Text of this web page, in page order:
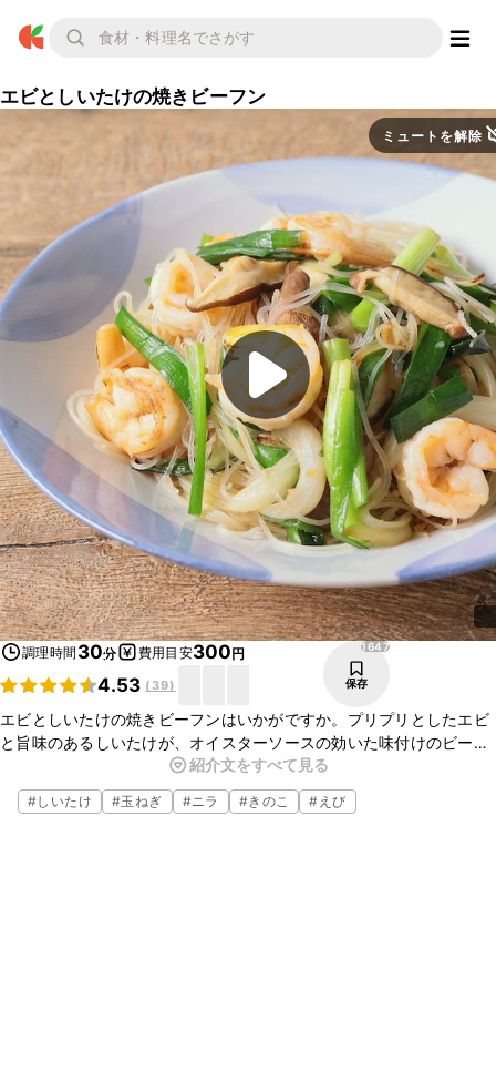
エビとしいたけの焼きビーフン
ミュートを解除
調理時間 30分 費用目安300円
4.53 ( 39)
1647
保存
エビとしいたけの焼きビーフンはいかがですか。プリプリとしたエビ
と旨味のあるしいたけが、オイスターソースの効いた味付けのビーフ
ンとよく絡んで、美味しいですよ。とても簡単に作ることが出来るの
で、ぜひ作ってみてください。
紹介文をすべて見る
#しいたけ #玉ねぎ #ニラ #きのこ # えび